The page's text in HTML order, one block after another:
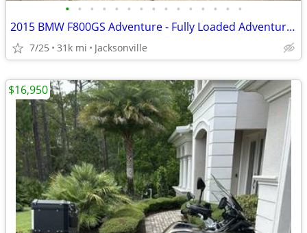
• • • • • • • • • • • • • • •
2015 BMW F800GS Adventure - Fully Loaded Adventure Machine
7/25 31k mi Jacksonville
$16,950